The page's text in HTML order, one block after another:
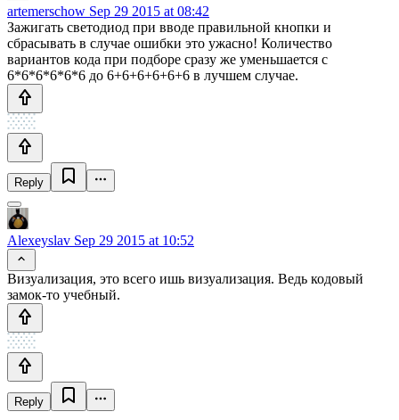
artemerschow Sep 29 2015 at 08:42
Зажигать светодиод при вводе правильной кнопки и
сбрасывать в случае ошибки это ужасно! Количество
вариантов кода при подборе сразу же уменьшается с
6*6*6*6*6*6 до 6+6+6+6+6+6 в лучшем случае.
Reply
Alexeyslav Sep 29 2015 at 10:52
Визуализация, это всего ишь визуализация. Ведь кодовый
замок-то учебный.
Reply